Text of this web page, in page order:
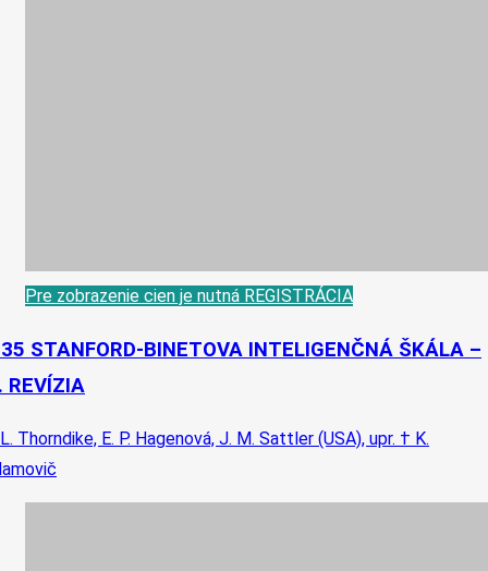
Pre zobrazenie cien je nutná REGISTRÁCIA
STANFORD-BINETOVA INTELIGENČNÁ ŠKÁLA –
REVÍZIA
Thorndike, E. P. Hagenová, J. M. Sattler (USA), upr. † K.